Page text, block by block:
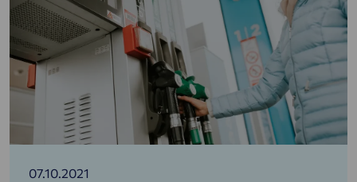
transpordilahendustele üleminekut Eestis.
Oma uudsete laadijate ja mobiiliäpiga
tutvumiseks võimaldab Alexela 31. oktoobrini
(k.a) tasuta laadimisi nii Paiaristi Tikupoisis kui
ka Tallinnas Peterburi teel asuvas jaamas.
07.10.2021